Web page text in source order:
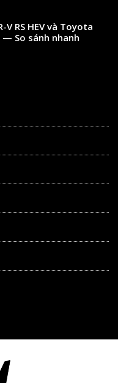
RS HEV và Toyota
— So sánh nhanh